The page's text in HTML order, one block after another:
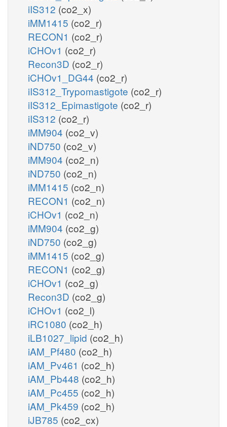
iIS312 (co2_x)
iMM1415 (co2_r)
RECON1 (co2_r)
iCHOv1 (co2_r)
Recon3D (co2_r)
iCHOv1_DG44 (co2_r)
iIS312_Trypomastigote (co2_r)
iIS312_Epimastigote (co2_r)
iIS312 (co2_r)
iMM904 (co2_v)
iND750 (co2_v)
iMM904 (co2_n)
iND750 (co2_n)
iMM1415 (co2_n)
RECON1 (co2_n)
iCHOv1 (co2_n)
iMM904 (co2_g)
iND750 (co2_g)
iMM1415 (co2_g)
RECON1 (co2_g)
iCHOv1 (co2_g)
Recon3D (co2_g)
iCHOv1 (co2_l)
iRC1080 (co2_h)
iLB1027_lipid (co2_h)
iAM_Pf480 (co2_h)
iAM_Pv461 (co2_h)
iAM_Pb448 (co2_h)
iAM_Pc455 (co2_h)
iAM_Pk459 (co2_h)
iJB785 (co2_cx)